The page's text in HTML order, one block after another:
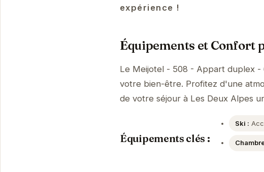
expérience !
Équipements et Confort
Le Meijotel - 508 - Appart duplex -
votre bien-être. Profitez d'une
de votre séjour à Les Deux Alpes
Équipements clés :
Ski :